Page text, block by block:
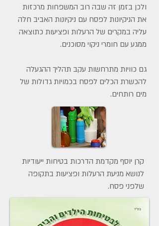
ולכן בזמן זה שבה רוב המשפחות מרכזות
את הניקיונות לפסח עם ניקיונות האביב חלה
עליה במקרים של הרעלות ופציעות כתוצאה
ממגע עם חומרי ניקוי מסוכנים.
גם כוויות מתרחשות עקב תהליך ההגעלה
להכשרת הכלים לפסח בכמויות גדולות של
מים רותחים.
קרן יוסף מקדמת הדרכות בטיחות ייעודיות
לנושא מניעת הרעלות ופציעות בתקופה
שלפני פסח.